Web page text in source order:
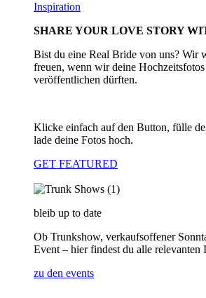
Inspiration
SHARE YOUR LOVE STORY
Bist du eine Real Bride von uns? Wir
freuen, wenn wir deine
veröffentlichen dürften.
Klicke einfach auf den Button, fülle
lade deine Fotos hoch.
GET FEATURED
bleib up to date
Ob Trunkshow, verkaufsoffener
Event – hier findest du alle relevanten
zu den events